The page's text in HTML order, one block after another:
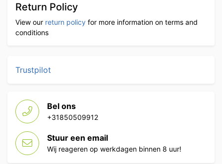
Return Policy
View our return policy for more information on terms and
conditions
Trustpilot
Bel ons
+31850509912
Stuur een email
Wij reageren op werkdagen binnen 8 uur!